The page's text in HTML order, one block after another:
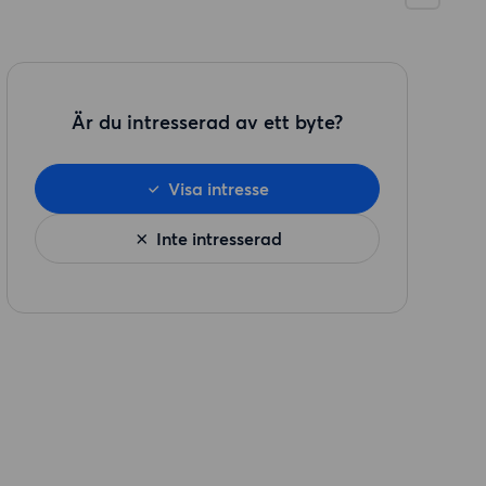
Är du intresserad av ett byte?
Inte intresserad
Visa intresse